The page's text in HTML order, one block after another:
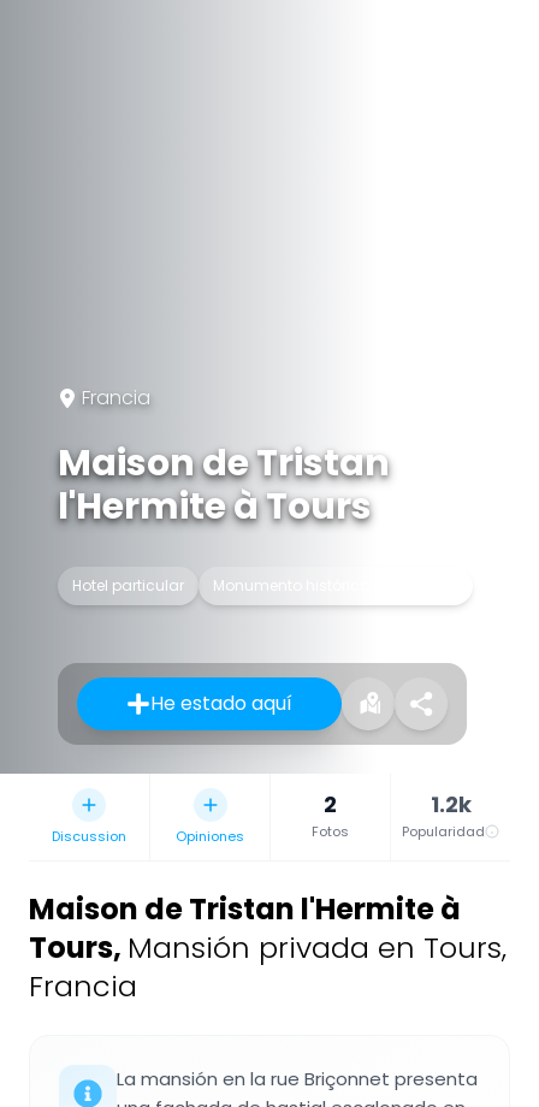
Francia
Maison de Tristan
l'Hermite à Tours
Hotel particular Monumento histórico clasificado
He estado aquí
Discussion Opiniones
2
Fotos
1.2k
Popularidad
Maison de Tristan l'Hermite à
Tours, Mansión privada en Tours,
Francia
La mansión en la rue Briçonnet presenta